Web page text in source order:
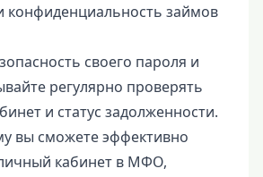
конфиденциальность займов
своего пароля и
регулярно проверять
и статус задолженности.
вы сможете эффективно
кабинет в МФО,